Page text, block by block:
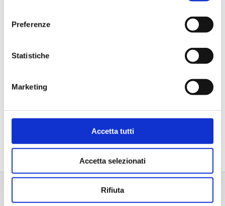
Preferenze
Statistiche
Marketing
Accetta tutti
Accetta selezionati
Rifiuta
Bollini per certificati
CCIAA (foglio 40 bollini)
4,03€